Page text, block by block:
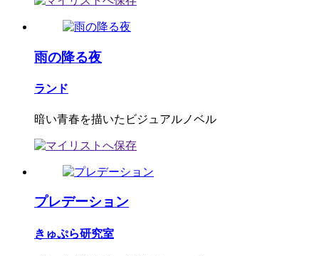
雨の降る夜
ランド
暗い青春を描いたビジュアルノベル
プレデーション
きゅぷら研究室